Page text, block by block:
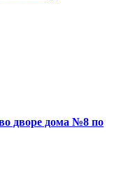
дворе дома №8 по